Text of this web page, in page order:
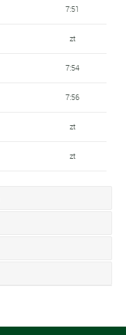
7:51
zt
7:54
7:56
zt
zt